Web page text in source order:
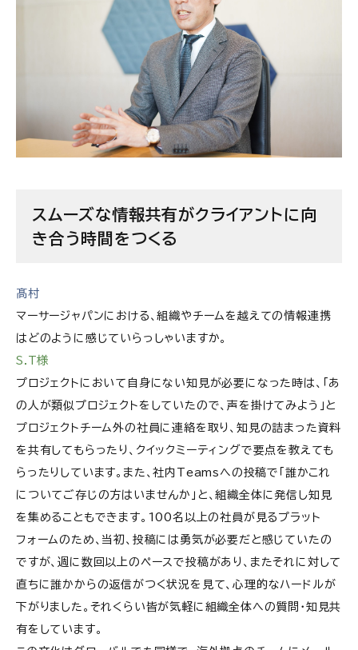
スムーズな情報共有がクライアントに向
き合う時間をつくる
髙村
マーサージャパンにおける、組織やチームを越えての情報連携
はどのように感じていらっしゃいますか。
S.T様
プロジェクトにおいて自身にない知見が必要になった時は、「あ
の人が類似プロジェクトをしていたので、声を掛けてみよう」と
プロジェクトチーム外の社員に連絡を取り、知見の詰まった資料
を共有してもらったり、クイックミーティングで要点を教えても
らったりしています。また、社内Teamsへの投稿で「誰かこれ
についてご存じの方はいませんか」と、組織全体に発信し知見
を集めることもできます。100名以上の社員が見るプラット
フォームのため、当初、投稿には勇気が必要だと感じていたの
ですが、週に数回以上のペースで投稿があり、またそれに対して
直ちに誰かからの返信がつく状況を見て、心理的なハードルが
下がりました。それくらい皆が気軽に組織全体への質問・知見共
有をしています。